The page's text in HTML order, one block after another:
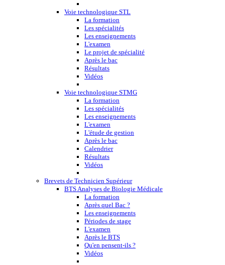
Voie technologique STL
La formation
Les spécialités
Les enseignements
L'examen
Le projet de spécialité
Après le bac
Résultats
Vidéos
Voie technologique STMG
La formation
Les spécialités
Les enseignements
L'examen
L'étude de gestion
Après le bac
Calendrier
Résultats
Vidéos
Brevets de Technicien Supérieur
BTS Analyses de Biologie Médicale
La formation
Après quel Bac ?
Les enseignements
Périodes de stage
L'examen
Après le BTS
Qu'en pensent-ils ?
Vidéos